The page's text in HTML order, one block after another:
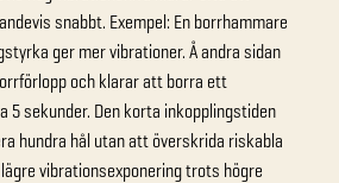
snabbt. Exempel: En borrhammare
ger mer vibrationer. Å andra sidan
och klarar att borra ett
5 sekunder. Den korta inkopplingstiden
hundra hål utan att överskrida riskabla
vibrationsexponering trots högre